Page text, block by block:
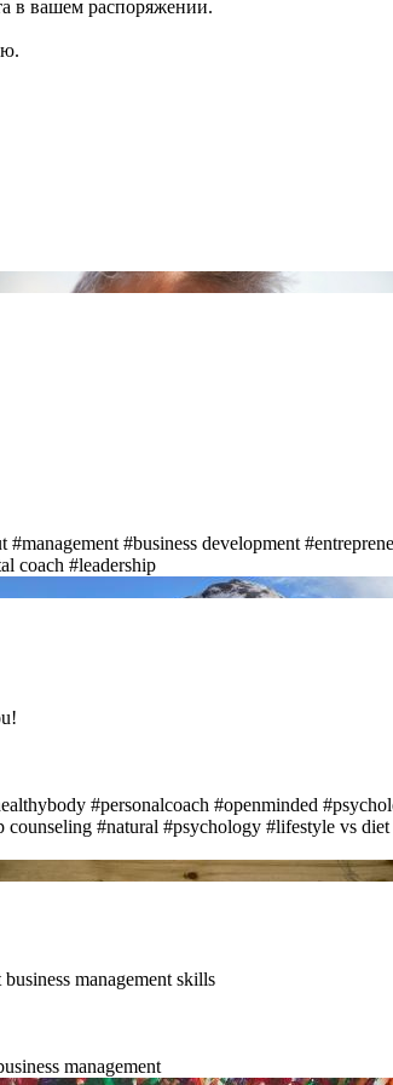
в вашем распоряжении.
#management #business development
coach #leadership
#personalcoach #openminded
counseling #natural #psychology #lifestyle vs diet
business management skills
management